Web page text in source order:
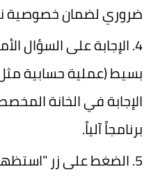
ضروري لضمان خصوصية
الإجابة على السؤال
الإجابة في الخانة
برنامجاً آلياً.
الضغط على زر